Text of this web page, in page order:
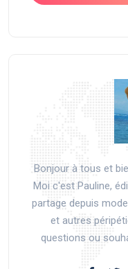
Bonjour à tous et
Moi c'est Pauline,
partage depuis
et autres
questions ou